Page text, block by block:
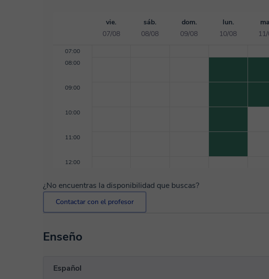
vie.
07/08
sáb.
08/08
dom.
09/08
lun.
10/08
07:00
08:00
09:00
10:00
11:00
12:00
¿No encuentras la disponibilidad que buscas?
Contactar con el profesor
Enseño
Español